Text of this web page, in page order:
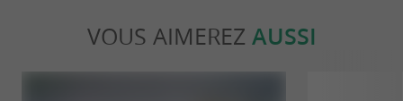
VOUS AIMEREZ AUSSI